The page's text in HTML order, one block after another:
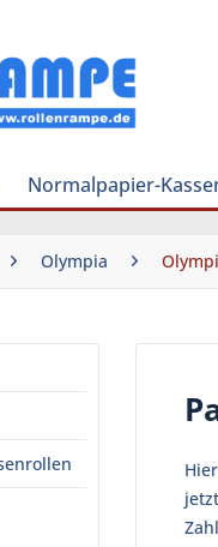
Normalpapier-
Olympia